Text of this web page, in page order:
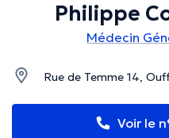
Philippe
Médecin
Rue de Temme 14,
Voir le